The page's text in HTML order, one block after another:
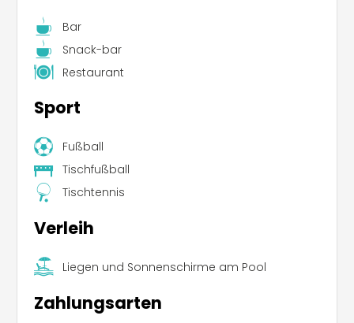
Bar
Snack-bar
Restaurant
Sport
Fußball
Tischfußball
Tischtennis
Verleih
Liegen und Sonnenschirme am Pool
Zahlungsarten